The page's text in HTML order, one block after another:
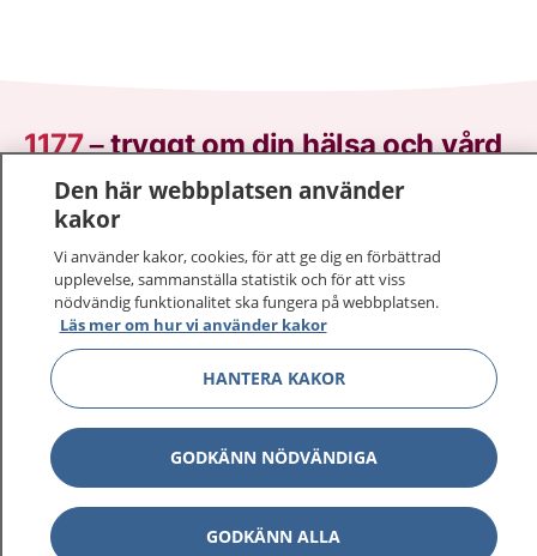
1177–tryggt om din hälsa och vård
På 1177.se får du råd om hälsa och information om
sjukdomar och vilka mottagningar du kan kontakta.
Logga in för att läsa din journal och göra dina
vårdärenden. Ring telefonnummer 1177 för
sjukvårdsrådgivning dygnet runt.
1177 ger dig råd när du vill må bättre.
1177 på flera språk Visa
Den här webbplatsen använder
kakor
Vi använder kakor, cookies, för att ge dig en förbättrad
upplevelse, sammanställa statistik och för att viss
nödvändig funktionalitet ska fungera på webbplatsen.
Läs mer om hur vi använder kakor
HANTERA KAKOR
GODKÄNN NÖDVÄNDIGA
GODKÄNN ALLA